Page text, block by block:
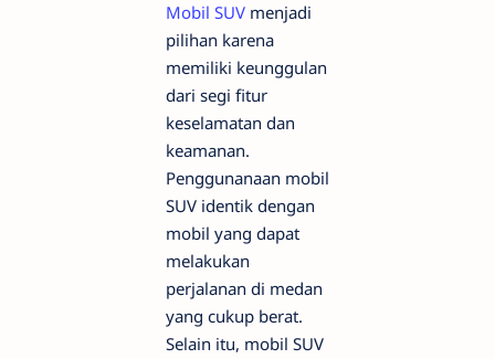
Mobil SUV menjadi
pilihan karena
memiliki keunggulan
dari segi fitur
keselamatan dan
keamanan.
Penggunanaan mobil
SUV identik dengan
mobil yang dapat
melakukan
perjalanan di medan
yang cukup berat.
Selain itu, mobil SUV